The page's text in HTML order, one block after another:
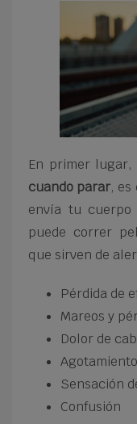
En primer lugar,
cuando parar,
envía tu
puede correr
que sirven de
Pérdida de
Mareos y
Dolor de
Agotamiento
Sensación
Confusión